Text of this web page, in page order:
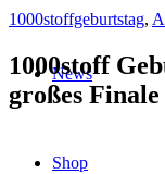
News
Shop
1000stoffgeburtstag,
1000stoff
großes Finale